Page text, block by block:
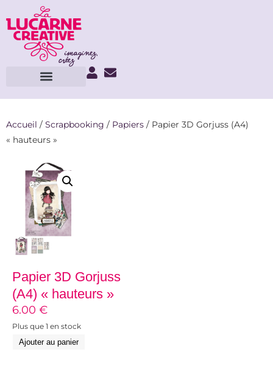
Accueil / Scrapbooking / Papiers / Papier 3D Gorjuss (A4)
« hauteurs »
Papier 3D Gorjuss
(A4) « hauteurs »
6.00 €
Plus que 1 en stock
Ajouter au panier